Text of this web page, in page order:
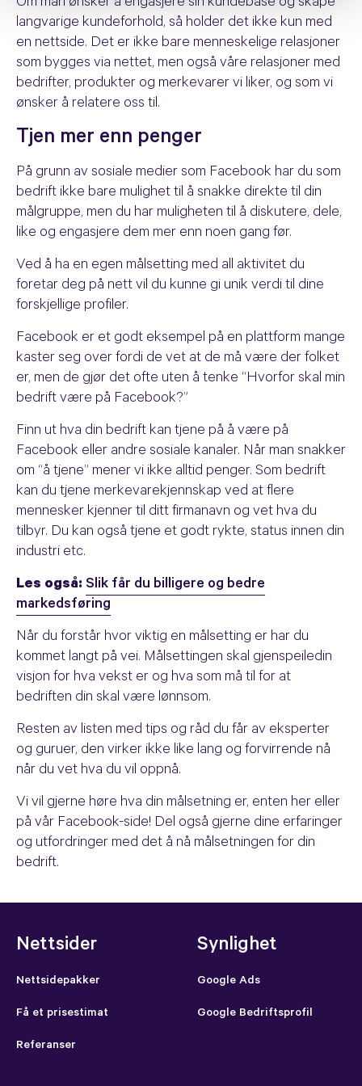
langvarige kundeforhold, så holder det ikke kun med
en nettside. Det er ikke bare menneskelige relasjoner
som bygges via nettet, men også våre relasjoner med
bedrifter, produkter og merkevarer vi liker, og som vi
ønsker å relatere oss til.
Tjen mer enn penger
På grunn av sosiale medier som Facebook har du som
bedrift ikke bare mulighet til å snakke direkte til din
målgruppe, men du har muligheten til å diskutere, dele,
like og engasjere dem mer enn noen gang før.
Ved å ha en egen målsetting med all aktivitet du
foretar deg på nett vil du kunne gi unik verdi til dine
forskjellige profiler.
Facebook er et godt eksempel på en plattform mange
kaster seg over fordi de vet at de må være der folket
er, men de gjør det ofte uten å tenke “Hvorfor skal min
bedrift være på Facebook?”
Finn ut hva din bedrift kan tjene på å være på
Facebook eller andre sosiale kanaler. Når man snakker
om “å tjene” mener vi ikke alltid penger. Som bedrift
kan du tjene merkevarekjennskap ved at flere
mennesker kjenner til ditt firmanavn og vet hva du
tilbyr. Du kan også tjene et godt rykte, status innen din
industri etc.
Les også: Slik får du billigere og bedre
markedsføring
Når du forstår hvor viktig en målsetting er har du
kommet langt på vei. Målsettingen skal gjenspeiledin
visjon for hva vekst er og hva som må til for at
bedriften din skal være lønnsom.
Resten av listen med tips og råd du får av eksperter
og guruer, den virker ikke like lang og forvirrende nå
når du vet hva du vil oppnå.
Vi vil gjerne høre hva din målsetning er, enten her eller
på vår Facebook-side! Del også gjerne dine erfaringer
og utfordringer med det å nå målsetningen for din
bedrift.
Nettsider
Nettsidepakker
Få et prisestimat
Referanser
Synlighet
Google Ads
Google Bedriftsprofil